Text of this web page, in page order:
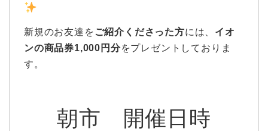
新規のお友達を ご紹介くださった方には、 イオ
ンの商品券1,000円分をプレゼントしておりま
す。
朝市 開催日時